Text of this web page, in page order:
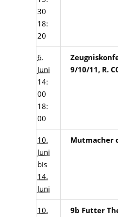
30
18:
20
6.
Juni
14:
00
18:
00
9/10/11, R.
10.
Juni
bis
14.
Juni
Mutmacher
10.
9b Futter